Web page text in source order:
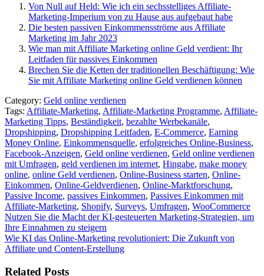
Von Null auf Held: Wie ich ein sechsstelliges Affiliate-
Marketing-Imperium von zu Hause aus aufgebaut habe
Die besten passiven Einkommensströme aus Affiliate
Marketing im Jahr 2023
Wie man mit Affiliate Marketing online Geld verdient: Ihr
Leitfaden für passives Einkommen
Brechen Sie die Ketten der traditionellen Beschäftigung: Wie
Sie mit Affiliate Marketing online Geld verdienen können
Category: Geld online verdienen
Tags: Affiliate-Marketing, Affiliate-Marketing Programme, Affiliate-
Marketing Tipps, Beständigkeit, bezahlte Werbekanäle,
Dropshipping, Dropshipping Leitfaden, E-Commerce, Earning
Money Online, Einkommensquelle, erfolgreiches Online-Business,
Facebook-Anzeigen, Geld online verdienen, Geld online verdienen
mit Umfragen, geld verdienen im internet, Hingabe, make money
online, online Geld verdienen, Online-Business starten, Online-
Einkommen, Online-Geldverdienen, Online-Marktforschung,
Passive Income, passives Einkommen, Passives Einkommen mit
Affiliate-Marketing, Shopify, Surveys, Umfragen, WooCommerce
Beitragsnavigation
Nutzen Sie die Macht der KI-gesteuerten Marketing-Strategien, um
Ihre Einnahmen zu steigern
Wie KI das Online-Marketing revolutioniert: Die Zukunft von
Affiliate und Content-Erstellung
Related Posts